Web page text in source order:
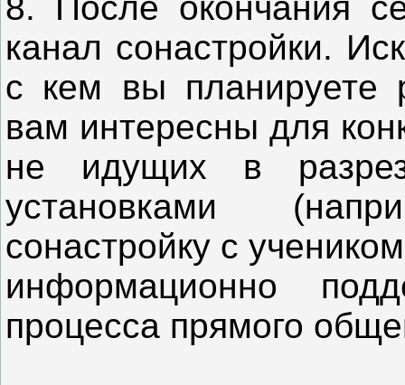
8. После окончания
канал сонастройки.
с кем вы планируете
вам интересны для
не идущих в
установками
сонастройку с
информационно
процесса прямого